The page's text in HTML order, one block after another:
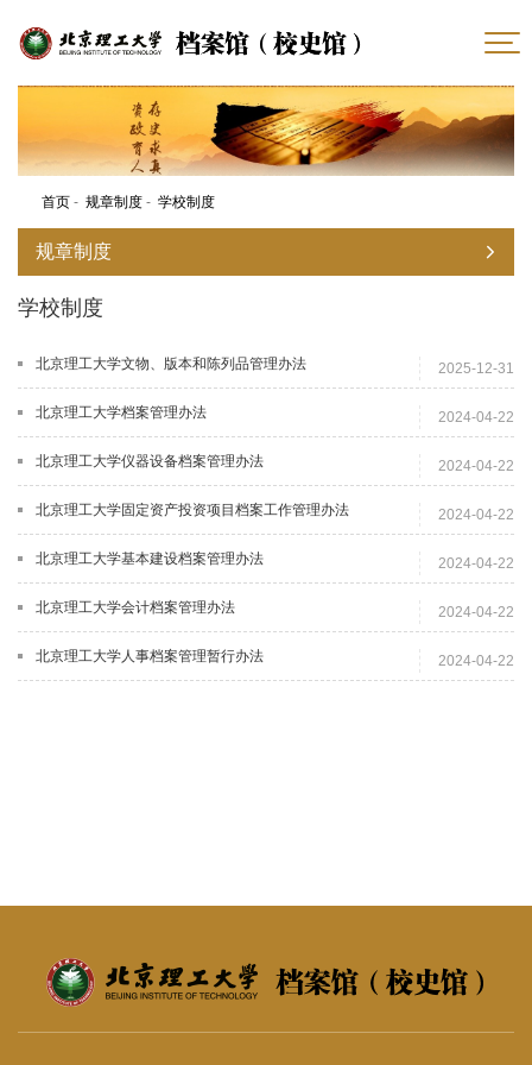
首页 - 规章制度 - 学校制度
规章制度
学校制度
2025-12-31
北京理工大学文物、版本和陈列品管理办法
2024-04-22
北京理工大学档案管理办法
2024-04-22
北京理工大学仪器设备档案管理办法
2024-04-22
北京理工大学固定资产投资项目档案工作管理办法
2024-04-22
北京理工大学基本建设档案管理办法
2024-04-22
北京理工大学会计档案管理办法
2024-04-22
北京理工大学人事档案管理暂行办法